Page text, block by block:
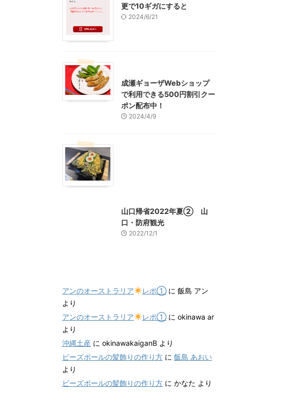
更で10ギガにすると
2024/6/21
成瀬ギョーザWebショップ
で利用できる500円割引クー
ポン配布中！
2024/4/9
山口帰省2022年夏② 山
口・防府観光
2022/12/1
アンのオーストラリア レポ①に 飯島 アン
より
アンのオーストラリア
レポ①に okinawa ar
より
沖縄土産 に okinawakaiganB より
ビーズボールの髪飾りの作り方 に 飯島 あおい
より
ビーズボールの髪飾りの作り方 に かなた より